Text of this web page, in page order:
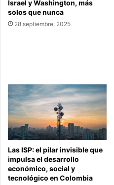
Israel y Washington, más
solos que nunca
28 septiembre, 2025
Las ISP: el pilar invisible que
impulsa el desarrollo
económico, social y
tecnológico en Colombia